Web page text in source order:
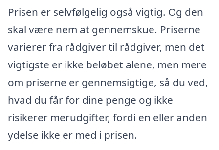
Prisen er selvfølgelig også vigtig. Og den
skal være nem at gennemskue. Priserne
varierer fra rådgiver til rådgiver, men det
vigtigste er ikke beløbet alene, men mere
om priserne er gennemsigtige, så du ved,
hvad du får for dine penge og ikke
risikerer merudgifter, fordi en eller anden
ydelse ikke er med i prisen.